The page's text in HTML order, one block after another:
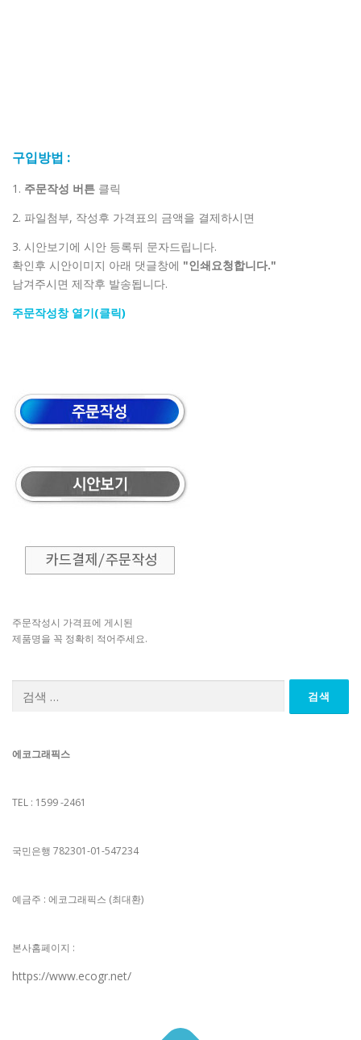
구입방법 :
1. 주문작성 버튼 클릭
2. 파일첨부, 작성후 가격표의 금액을 결제하시면
3. 시안보기에 시안 등록뒤 문자드립니다.
확인후 시안이미지 아래 댓글창에 "인쇄요청합니다."
남겨주시면 제작후 발송됩니다.
주문작성창 열기(클릭)
주문작성시 가격표에 게시된
제품명을 꼭 정확히 적어주세요.
에코그래픽스
TEL : 1599 -2461
국민은행 782301-01-547234
예금주 : 에코그래픽스 (최대환)
본사홈페이지 :
https://www.ecogr.net/